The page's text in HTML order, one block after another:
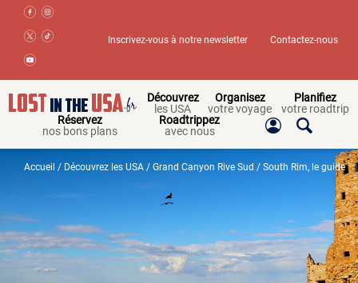
Inscrivez-vous à notre newsletter Contactez-nous
Découvrez
les USA
Organisez
votre voyage
Planifiez
votre roadtrip
Réservez
nos bons plans
Roadtrippez
avec nous
Accueil / Découvrez les USA / Grand Canyon Rive Sud / South Rim, le guide